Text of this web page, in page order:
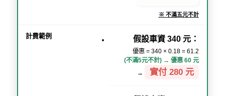
※ 不滿五元不計
假設車資 340 元：
優惠 = 340 × 0.18 = 61.2
(不滿5元不計) → 優惠 60 元
→
實付 280 元